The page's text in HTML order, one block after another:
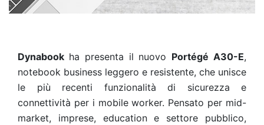
Dynabook ha presenta il nuovo Portégé A30-E,
notebook business leggero e resistente, che unisce
le più recenti funzionalità di sicurezza e
connettività per i mobile worker. Pensato per mid-
market, imprese, education e settore pubblico,